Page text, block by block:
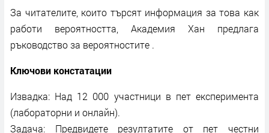
За читателите, които търсят информация за това как
работи вероятността, Академия Хан предлага
ръководство за вероятностите .
Ключови констатации
Извадка: Над 12 000 участници в пет експеримента
(лабораторни и онлайн).
Задача: Предвидете резултатите от пет честни